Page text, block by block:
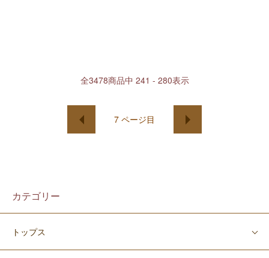
全3478商品中 241 - 280表示
7 ページ目
カテゴリー
トップス